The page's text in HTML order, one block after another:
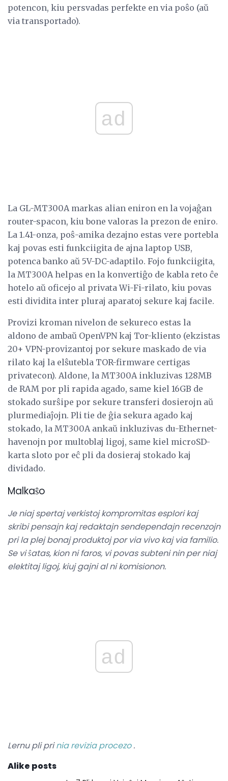
potencon, kiu persvadas perfekte en via poŝo (aŭ
via transportado).
ad
La GL-MT300A markas alian eniron en la vojaĝan
router-spacon, kiu bone valoras la prezon de eniro.
La 1.41-onza, poŝ-amika dezajno estas vere portebla
kaj povas esti funkciigita de ajna laptop USB,
potenca banko aŭ 5V-DC-adaptilo. Fojo funkciigita,
la MT300A helpas en la konvertiĝo de kabla reto ĉe
hotelo aŭ oficejo al privata Wi-Fi-rilato, kiu povas
esti dividita inter pluraj aparatoj sekure kaj facile.
Provizi kroman nivelon de sekureco estas la
aldono de ambaŭ OpenVPN kaj Tor-kliento (ekzistas
20+ VPN-provizantoj por sekure maskado de via
rilato kaj la elŝutebla TOR-firmware certigas
privatecon). Aldone, la MT300A inkluzivas 128MB
de RAM por pli rapida agado, same kiel 16GB de
stokado surŝipe por sekure transferi dosierojn aŭ
plurmediaĵojn. Pli tie de ĝia sekura agado kaj
stokado, la MT300A ankaŭ inkluzivas du-Ethernet-
havenojn por multoblaj ligoj, same kiel microSD-
karta sloto por eĉ pli da dosieraj stokado kaj
dividado.
Malkaŝo
Je niaj spertaj verkistoj kompromitas esplori kaj
skribi pensajn kaj redaktajn sendependajn recenzojn
pri la plej bonaj produktoj por via vivo kaj via familio.
Se vi ŝatas, kion ni faros, vi povas subteni nin per niaj
elektitaj ligoj, kiuj gajni al ni komisionon.
ad
Lernu pli prinia revizia procezo.
Alike posts